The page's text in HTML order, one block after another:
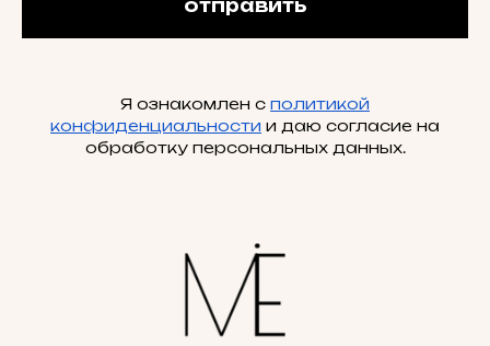
отправить
Я ознакомлен с политикой
конфиденциальности и даю согласие на
обработку персональных данных.